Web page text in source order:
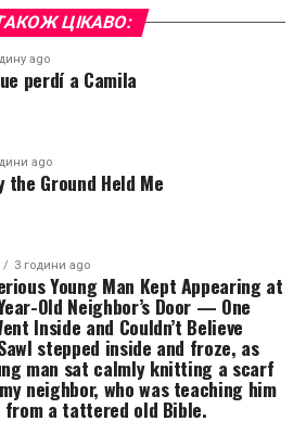
ЦІКАВО:
ago
perdí a Camila
ago
the Ground Held Me
3 години ago
Young Man Kept Appearing at
Old Neighbor’s Door — One
Inside and Couldn’t Believe
stepped inside and froze, as
man sat calmly knitting a scarf
neighbor, who was teaching him
from a tattered old Bible.